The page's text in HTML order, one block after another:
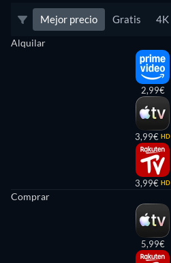
Mejor precio Gratis 4K
Alquilar
2,99€
3,99€ HD
3,99€ HD
Comprar
5,99€